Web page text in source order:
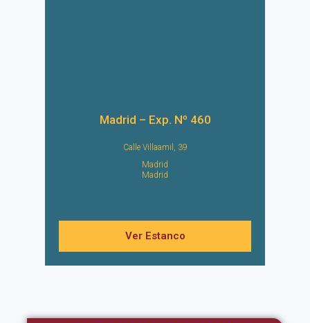
Madrid – Exp. Nº 460
Calle Villaamil, 39
Madrid
Madrid
Ver Estanco